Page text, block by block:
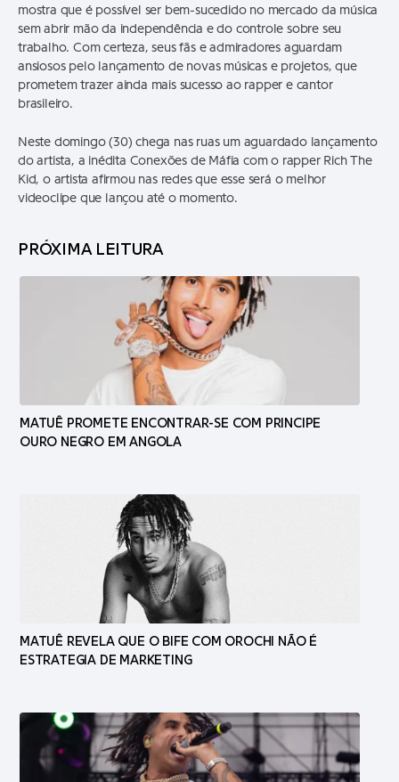
mostra que é possível ser bem-sucedido no mercado da música
sem abrir mão da independência e do controle sobre seu
trabalho. Com certeza, seus fãs e admiradores aguardam
ansiosos pelo lançamento de novas músicas e projetos, que
prometem trazer ainda mais sucesso ao rapper e cantor
brasileiro.
Neste domingo (30) chega nas ruas um aguardado lançamento
do artista, a inédita Conexões de Máfia com o rapper Rich The
Kid, o artista afirmou nas redes que esse será o melhor
videoclipe que lançou até o momento.
PRÓXIMA LEITURA
MATUÊ PROMETE ENCONTRAR-SE COM PRINCIPE
OURO NEGRO EM ANGOLA
MATUÊ REVELA QUE O BIFE COM OROCHI NÃO É
ESTRATEGIA DE MARKETING